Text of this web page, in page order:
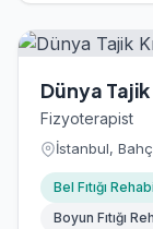
Dünya Tajik
Fizyoterapist
İstanbul,
Bel Fıtığı
Boyun Fıtığı